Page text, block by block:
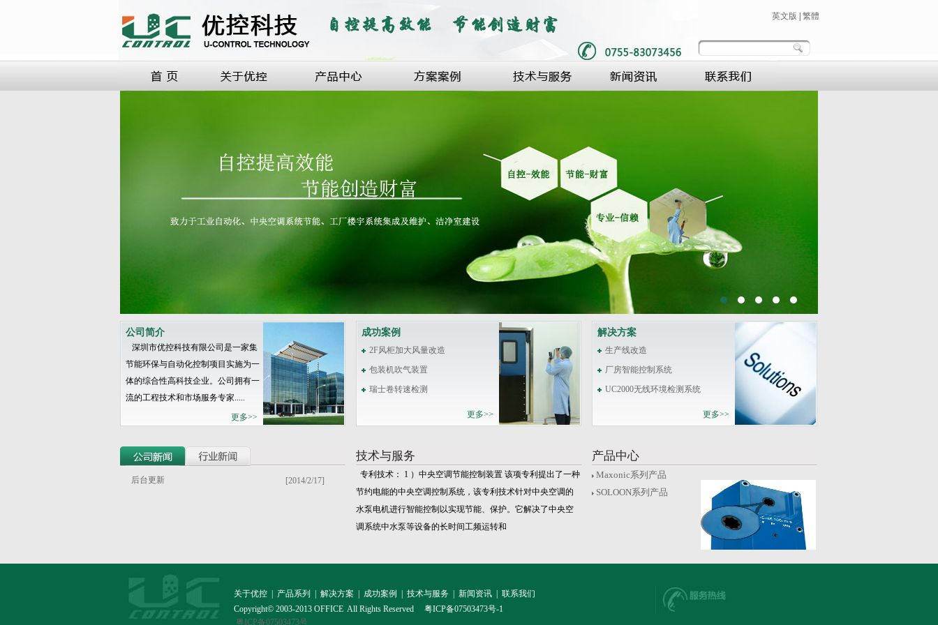
英文版 繁體
公司简介
深圳市优控科技有限公司是一家集
节能环保与自动化控制项目实施为一
体的综合性高科技企业。公司拥有一
流的工程技术和市场服务专家.....
更多>>
成功案例
2F风柜加大风量改造
包装机吹气装置
瑞士卷转速检测
更多>>
解决方案
生产线改造
厂房智能控制系统
UC2000无线环境检测系统
更多>>
后台更新 [2014/2/17]
技术与服务
专利技术： 1 ）中央空调节能控制装置 该项专利提出了一种
节约电能的中央空调控制系统，该专利技术针对中央空调的
水泵电机进行智能控制以实现节能、保护。它解决了中央空
调系统中水泵等设备的长时间工频运转和
产品中心
Maxonic系列产品
SOLOON系列产品
关于优控 | 产品系列 | 解决方案 | 成功案例 | 技术与服务 | 新闻资讯 | 联系我们
Copyright© 2003-2013 OFFICE All Rights Reserved 粤ICP备07503473号-1
粤ICP备07503473号